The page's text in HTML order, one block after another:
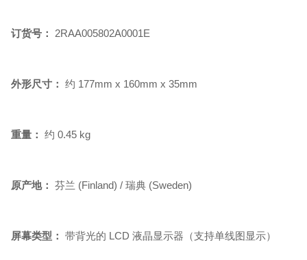
订货号： 2RAA005802A0001E
外形尺寸： 约 177mm x 160mm x 35mm
重量： 约 0.45 kg
原产地： 芬兰 (Finland) / 瑞典 (Sweden)
屏幕类型： 带背光的 LCD 液晶显示器（支持单线图显示）